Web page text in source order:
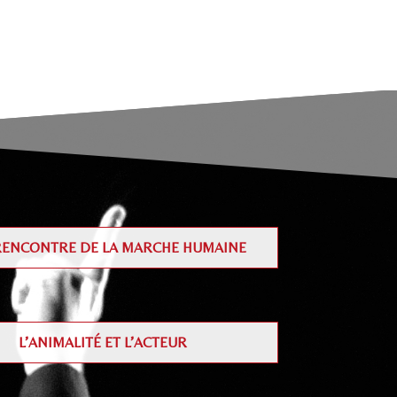
DE LA MARCHE HUMAINE
L’ANIMALITÉ ET L’ACTEUR